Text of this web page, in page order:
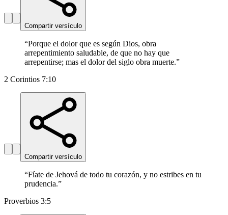
Compartir versículo
“Porque el dolor que es según Dios, obra
arrepentimiento saludable, de que no hay que
arrepentirse; mas el dolor del siglo obra muerte.”
2 Corintios 7:10
Compartir versículo
“Fíate de Jehová de todo tu corazón, y no estribes en tu
prudencia.”
Proverbios 3:5